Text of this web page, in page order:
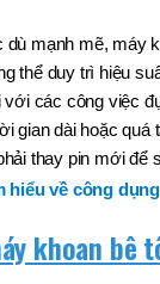
dù mạnh mẽ, máy
thể duy trì hiệu
các công việc
gian dài hoặc quá
thay pin mới để
hiểu về công
khoan bê